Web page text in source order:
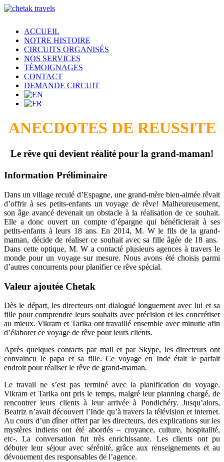
ACCUEIL
NOTRE HISTOIRE
CIRCUITS ORGANISÉS
NOS SERVICES
TÉMOIGNAGES
CONTACT
DEMANDE CIRCUIT
ANECDOTES DE REUSSITE
Le rêve qui devient réalité pour la grand-maman!
Information Préliminaire
Dans un village reculé d’Espagne, une grand-mère bien-aimée rêvait
d’offrir à ses petits-enfants un voyage de rêve! Malheureusement,
son âge avancé devenait un obstacle à la réalisation de ce souhait.
Elle a donc ouvert un compte d’épargne qui bénéficierait à ses
petits-enfants à leurs 18 ans. En 2014, M. W le fils de la grand-
maman, décide de réaliser ce souhait avec sa fille âgée de 18 ans.
Dans cette optique, M. W a contacté plusieurs agences à travers le
monde pour un voyage sur mesure. Nous avons été choisis parmi
d’autres concurrents pour planifier ce rêve spécial.
Valeur ajoutée Chetak
Dès le départ, les directeurs ont dialogué longuement avec lui et sa
fille pour comprendre leurs souhaits avec précision et les concrétiser
au mieux. Vikram et Tarika ont travaillé ensemble avec minutie afin
d’élaborer ce voyage de rêve pour leurs clients.
Après quelques contacts par mail et par Skype, les directeurs ont
convaincu le papa et sa fille. Ce voyage en Inde était le parfait
endroit pour réaliser le rêve de grand-maman.
Le travail ne s’est pas terminé avec la planification du voyage.
Vikram et Tarika ont pris le temps, malgré leur planning chargé, de
rencontrer leurs clients à leur arrivée à Pondichéry. Jusqu’alors,
Beatriz n’avait découvert l’Inde qu’à travers la télévision et internet.
Au cours d’un dîner offert par les directeurs, des explications sur les
mystères indiens ont été abordés – croyance, culture, hospitalité,
etc-. La conversation fut très enrichissante. Les clients ont pu
débuter leur séjour avec sérénité, grâce aux renseignements et au
dévouement des responsables de l’agence.